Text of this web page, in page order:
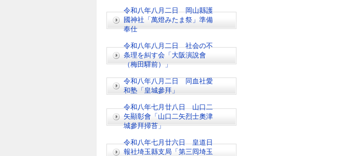
令和八年八月二日 岡山縣護
國神社「萬燈みたま祭」準備
奉仕
令和八年八月二日 社会の不
条理を糾す会「大阪演說會
（梅田驛前）」
令和八年八月二日 同血社愛
和塾「皇城參拜」
令和八年七月廿八日 山口二
矢顯彰會「山口二矢烈士奧津
城參拜掃苔」
令和八年七月廿六日 皇道日
報社埼玉縣支局「第三囘埼玉